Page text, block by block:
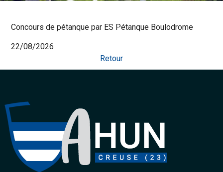
Concours de pétanque par ES Pétanque Boulodrome
22/08/2026
Retour